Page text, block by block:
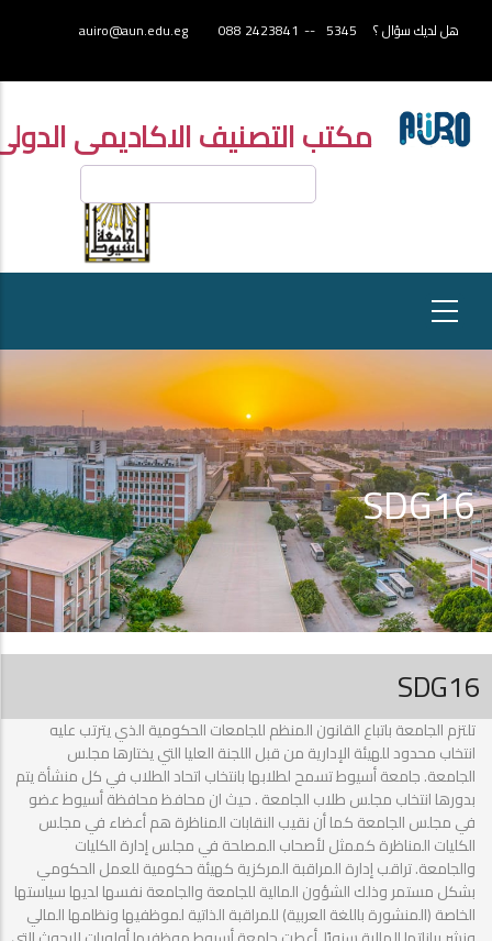
الرئيسي
هل لديك سؤال ؟ 5345
--
auiro@aun.edu.eg
مكتب التصنيف الاكاديمى
بحث
SDG16
SDG16
تلتزم الجامعة باتباع القانون المنظم للجامعات الحكومية الذي يترتب عليه
انتخاب محدود للهيئة الإدارية من قبل اللجنة العليا التي يختارها مجلس
الجامعة. جامعة أسيوط تسمح لطلابها بانتخاب اتحاد الطلاب في كل منشأة يتم
بدورها انتخاب مجلس طلاب الجامعة . حيث ان محافظ محافظة أسيوط عضو
في مجلس الجامعة كما أن نقيب النقابات المناظرة هم أعضاء في مجلس
الكليات المناظرة كممثل لأصحاب المصلحة في مجلس إدارة الكليات
والجامعة. تراقب إدارة المراقبة المركزية كهيئة حكومية للعمل الحكومي
بشكل مستمر وذلك الشؤون المالية للجامعة والجامعة نفسها لديها سياستها
الخاصة (المنشورة باللغة العربية) للمراقبة الذاتية لموظفيها ونظامها المالي